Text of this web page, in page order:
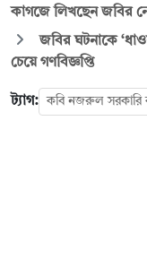
কাগজে লিখছেন জবির
জবির ঘটনাকে
চেয়ে গণবিজ্ঞপ্তি
ট্যাগ: কবি নজরুল